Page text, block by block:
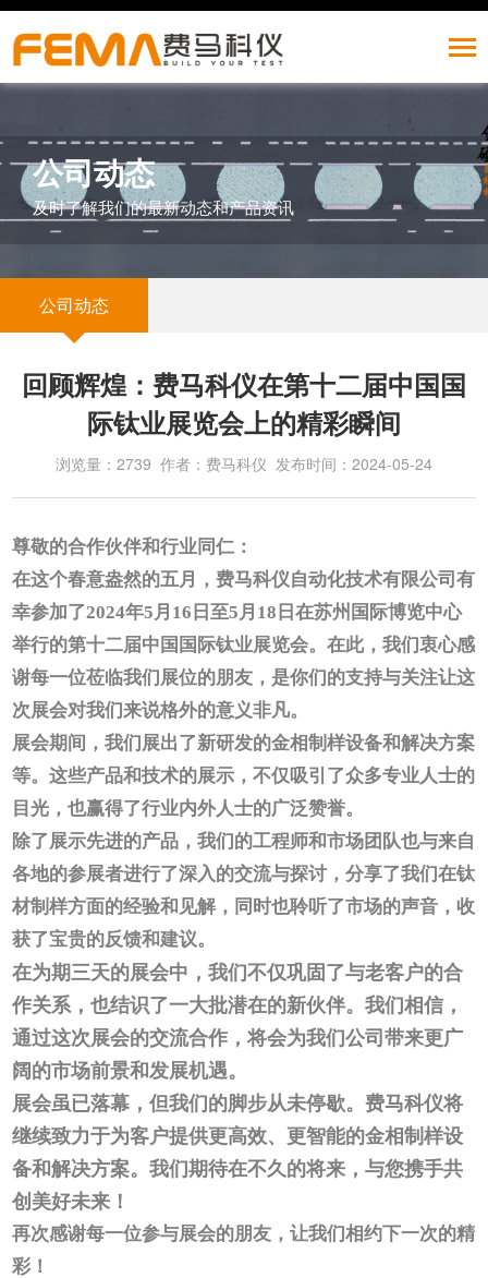
公司动态
及时了解我们的最新动态和产品资讯
公司动态
回顾辉煌：费马科仪在第十二届中国国
际钛业展览会上的精彩瞬间
浏览量：2739 作者：费马科仪 发布时间：2024-05-24
尊敬的合作伙伴和行业同仁：
在这个春意盎然的五月，费马科仪自动化技术有限公司有
幸参加了2024年5月16日至5月18日在苏州国际博览中心
举行的第十二届中国国际钛业展览会。在此，我们衷心感
谢每一位莅临我们展位的朋友，是你们的支持与关注让这
次展会对我们来说格外的意义非凡。
展会期间，我们展出了新研发的金相制样设备和解决方案
等。这些产品和技术的展示，不仅吸引了众多专业人士的
目光，也赢得了行业内外人士的广泛赞誉。
除了展示先进的产品，我们的工程师和市场团队也与来自
各地的参展者进行了深入的交流与探讨，分享了我们在钛
材制样方面的经验和见解，同时也聆听了市场的声音，收
获了宝贵的反馈和建议。
在为期三天的展会中，我们不仅巩固了与老客户的合
作关系，也结识了一大批潜在的新伙伴。我们相信，
通过这次展会的交流合作，将会为我们公司带来更广
阔的市场前景和发展机遇。
展会虽已落幕，但我们的脚步从未停歇。费马科仪将
继续致力于为客户提供更高效、更智能的金相制样设
备和解决方案。我们期待在不久的将来，与您携手共
创美好未来！
再次感谢每一位参与展会的朋友，让我们相约下一次的精
彩！